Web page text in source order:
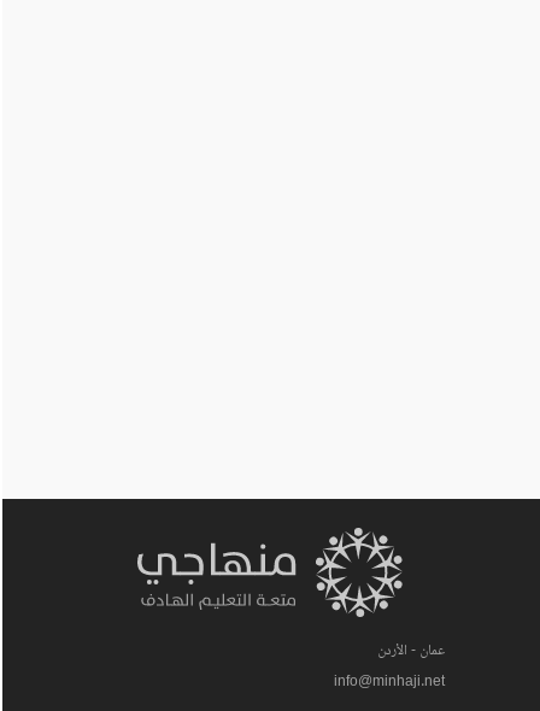
عمان - الأردن
info@minhaji.net